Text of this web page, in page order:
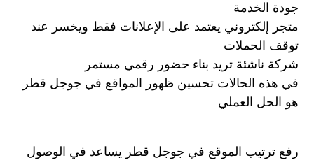
جودة الخدمة
متجر إلكتروني يعتمد على الإعلانات فقط ويخسر عند
توقف الحملات
شركة ناشئة تريد بناء حضور رقمي مستمر
في هذه الحالات تحسين ظهور المواقع في جوجل قطر
هو الحل العملي
رفع ترتيب الموقع في جوجل قطر يساعد في الوصول